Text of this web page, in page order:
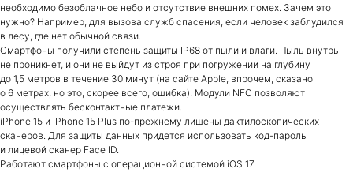
необходимо безоблачное небо и отсутствие внешних помех. Зачем это
нужно? Например, для вызова служб спасения, если человек заблудился
в лесу, где нет обычной связи.
Смартфоны получили степень защиты IP68 от пыли и влаги. Пыль внутрь
не проникнет, и они не выйдут из строя при погружении на глубину
до 1,5 метров в течение 30 минут (на сайте Apple, впрочем, сказано
о 6 метрах, но это, скорее всего, ошибка). Модули NFC позволяют
осуществлять бесконтактные платежи.
iPhone 15 и iPhone 15 Plus по-прежнему лишены дактилоскопических
сканеров. Для защиты данных придется использовать код-пароль
и лицевой сканер Face ID.
Работают смартфоны с операционной системой iOS 17.
rakstore-info@mail.ru
Заказать обратный звонок
Сургут
+7 (984) 274-24-32
Нижневартовск
+7 (922) 428-74-24
Бульвар Писателей 19Б
Ежедневно с 11:00 до 20:00
Город Нефтеюганск,
ТЦ Рандеву
Ежедневно с 10:00 до
22:00
Нижневартовск
ТЦ Альма
Ежедневно с 11:00 до 20:00